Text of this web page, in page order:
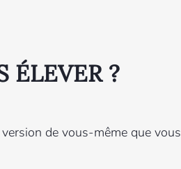
ÉLEVER ?
de vous-même que vous